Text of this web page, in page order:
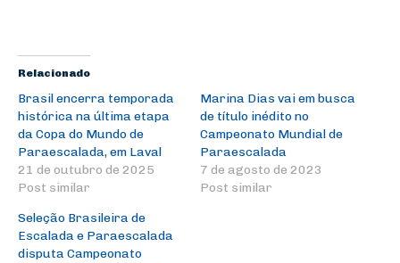
Relacionado
Brasil encerra temporada
histórica na última etapa
da Copa do Mundo de
Paraescalada, em Laval
21 de outubro de 2025
Post similar
Marina Dias vai em busca
de título inédito no
Campeonato Mundial de
Paraescalada
7 de agosto de 2023
Post similar
Seleção Brasileira de
Escalada e Paraescalada
disputa Campeonato